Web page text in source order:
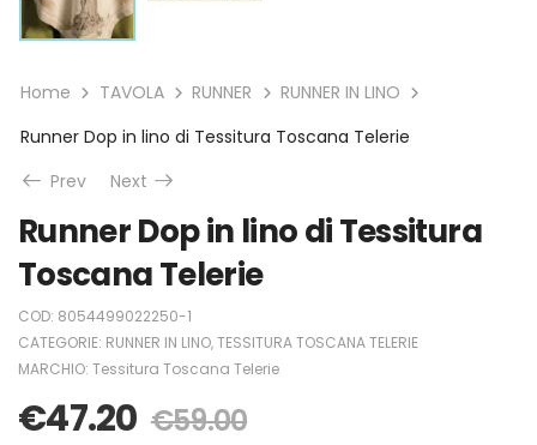
Home TAVOLA RUNNER
RUNNER IN LINO
Runner Dop in lino di Tessitura Toscana Telerie
Prev
Next
Runner Dop in lino di Tessitura
Toscana Telerie
COD: 8054499022250-1
CATEGORIE: RUNNER IN LINO,TESSITURA TOSCANA TELERIE
MARCHIO: Tessitura Toscana Telerie
€47.20 €59.00